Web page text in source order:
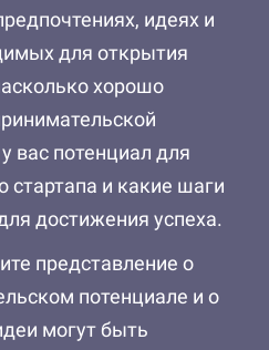
идеях и
для открытия
хорошо
вас потенциал для
стартапа и какие шаги
достижения успеха.
представление о
потенциале и о
могут быть